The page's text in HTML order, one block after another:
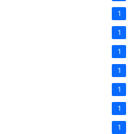
1
1
1
1
1
1
1